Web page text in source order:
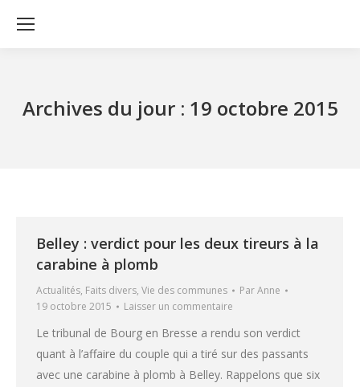
Archives du jour : 19 octobre 2015
Belley : verdict pour les deux tireurs à la
carabine à plomb
Actualités, Faits divers, Vie des communes ParAnne
19 octobre 2015
Laisser un commentaire
Le tribunal de Bourg en Bresse a rendu son verdict
quant à l’affaire du couple qui a tiré sur des passants
avec une carabine à plomb à Belley. Rappelons que six